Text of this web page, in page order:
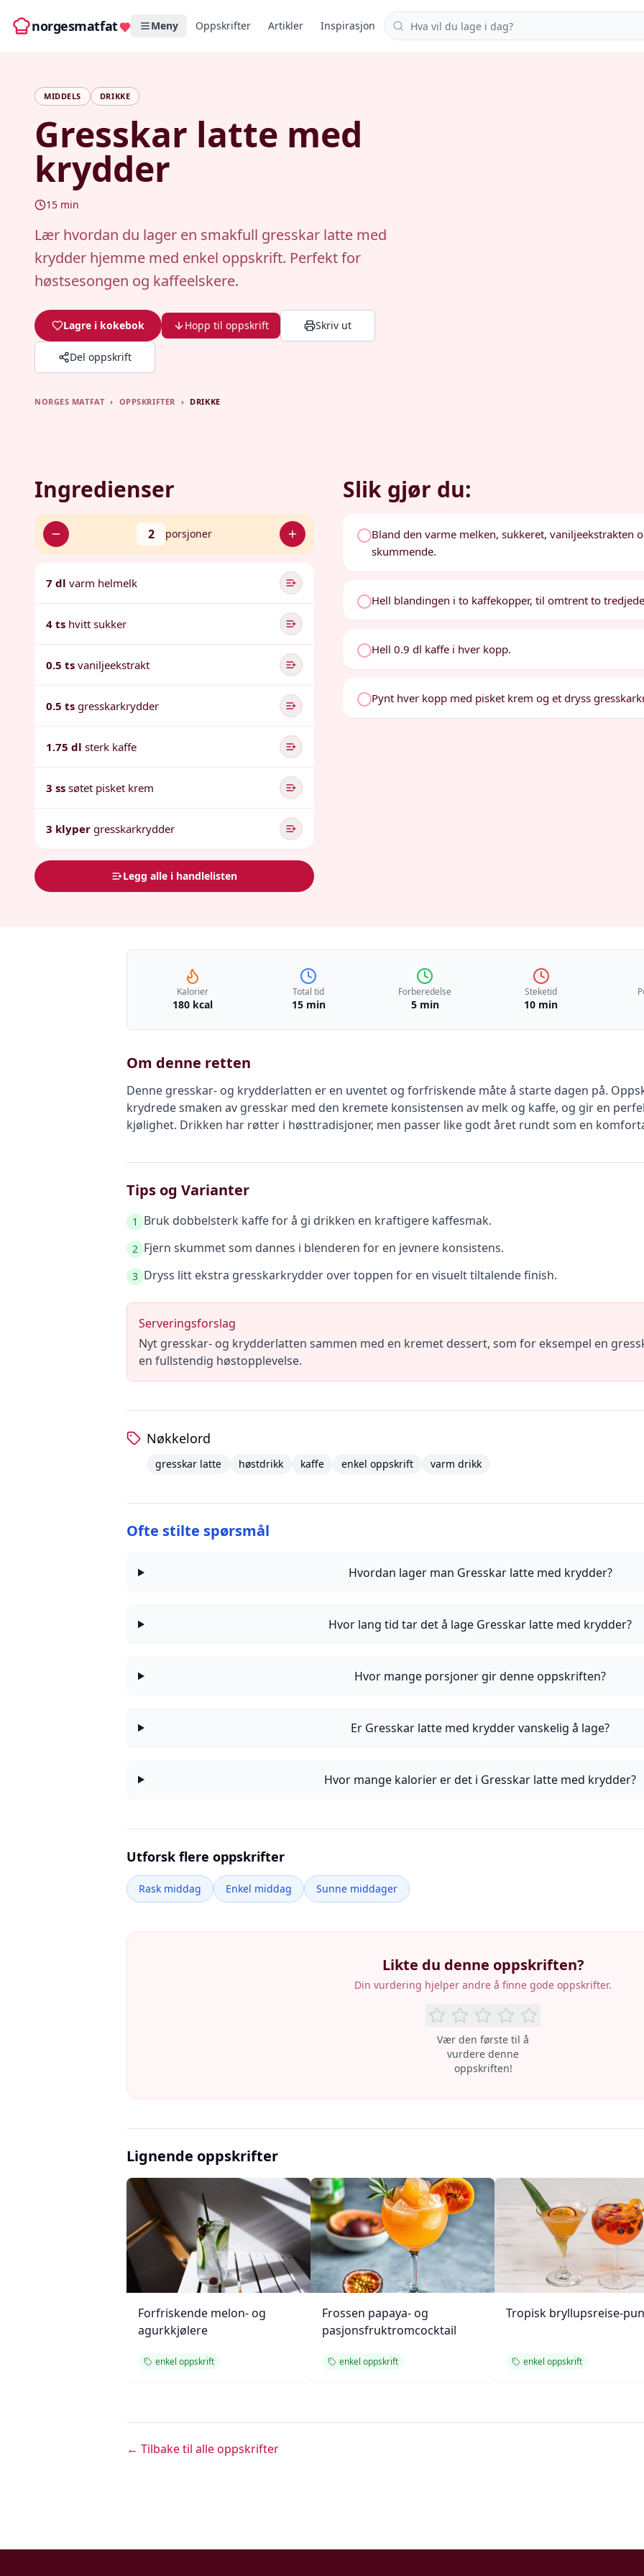
norgesmatfat Meny Oppskrifter Artikler Inspirasjon Søk i oppskrifter
MIDDELS DRIKKE
Gresskar latte med
krydder
15 min
Lær hvordan du lager en smakfull gresskar latte med
krydder hjemme med enkel oppskrift. Perfekt for
høstsesongen og kaffeelskere.
Lagre i kokebok Hopp til oppskrift Skriv ut
Del oppskrift
NORGES MATFAT › OPPSKRIFTER › DRIKKE
Ingredienser
2 porsjoner
7 dl varm helmelk
4 ts hvitt sukker
0.5 ts vaniljeekstrakt
0.5 ts gresskarkrydder
1.75 dl sterk kaffe
3 ss søtet pisket krem
3 klyper gresskarkrydder
Legg alle i handlelisten
Slik gjør du:
Bland den varme melken, sukkeret, vaniljeekstrakten
skummende.
Hell blandingen i to kaffekopper, til omtrent to
Hell 0.9 dl kaffe i hver kopp.
Pynt hver kopp med pisket krem og et dryss
Kalorier
180 kcal
Total tid
15 min
Forberedelse
5 min
Steketid
10 min
Om denne retten
Denne gresskar- og krydderlatten er en uventet og forfriskende måte å starte dagen på.
krydrede smaken av gresskar med den kremete konsistensen av melk og kaffe, og gir en
kjølighet. Drikken har røtter i høsttradisjoner, men passer like godt året rundt som en
Tips og Varianter
1 Bruk dobbelsterk kaffe for å gi drikken en kraftigere kaffesmak.
2 Fjern skummet som dannes i blenderen for en jevnere konsistens.
3 Dryss litt ekstra gresskarkrydder over toppen for en visuelt tiltalende finish.
Serveringsforslag
Nyt gresskar- og krydderlatten sammen med en kremet dessert, som for eksempel en
en fullstendig høstopplevelse.
Nøkkelord
gresskar latte høstdrikk kaffe enkel oppskrift varm drikk
Ofte stilte spørsmål
Hvordan lager man Gresskar latte med krydder?
Hvor lang tid tar det å lage Gresskar latte med krydder?
Hvor mange porsjoner gir denne oppskriften?
Er Gresskar latte med krydder vanskelig å lage?
Hvor mange kalorier er det i Gresskar latte med krydder?
Utforsk flere oppskrifter
Rask middag Enkel middag Sunne middager
Likte du denne oppskriften?
Din vurdering hjelper andre å finne gode oppskrifter.
Vær den første til å
vurdere denne
oppskriften!
Lignende oppskrifter
Forfriskende melon- og
agurkkjølere
enkel oppskrift
Frossen papaya- og
pasjonsfruktromcocktail
enkel oppskrift
Tropisk bryllupsreise-
enkel oppskrift
← Tilbake til alle oppskrifter